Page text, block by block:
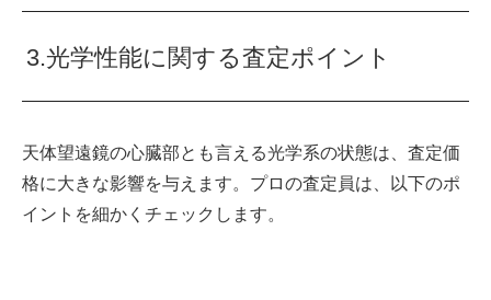
3.光学性能に関する査定ポイント
天体望遠鏡の心臓部とも言える光学系の状態は、査定価
格に大きな影響を与えます。プロの査定員は、以下のポ
イントを細かくチェックします。